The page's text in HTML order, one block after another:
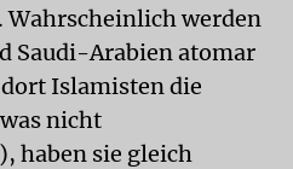
werden
Saudi-Arabien atomar
Islamisten die
nicht
haben sie gleich